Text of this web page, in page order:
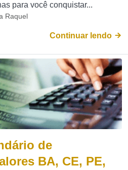
para você conquistar...
Raquel
Continuar lendo
de
BA, CE, PE,